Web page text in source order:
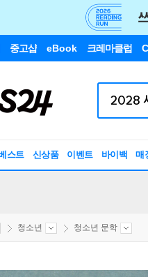
중고샵 eBook 크레마클럽
스트 신상품 이벤트 바이백 매
청소년 청소년 문학